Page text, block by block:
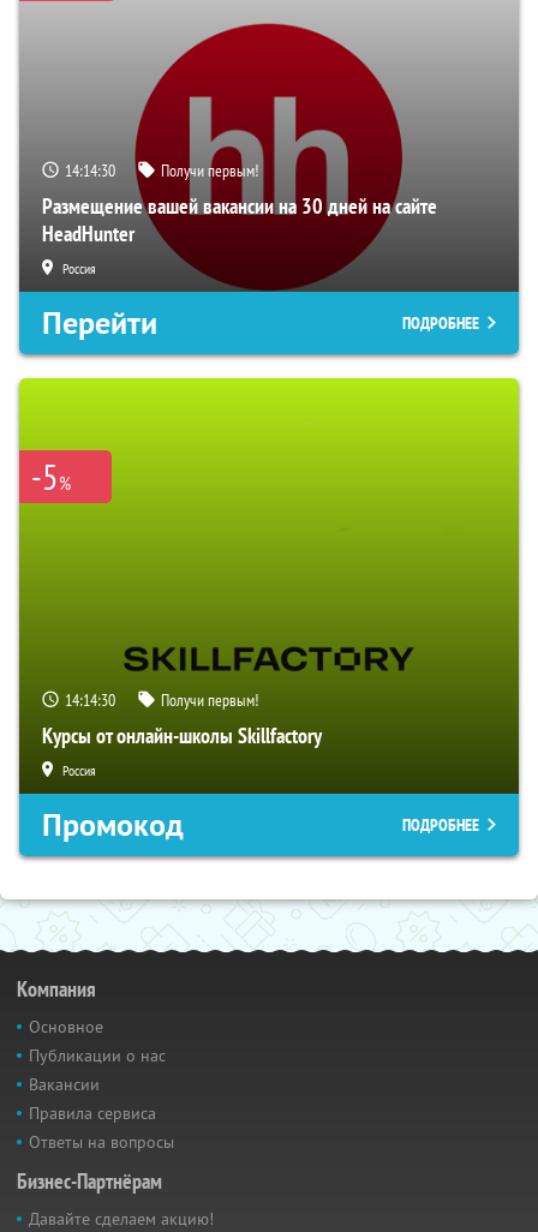
14:14:29 Получи первым!
Размещение вашей вакансии на 30 дней на сайте
HeadHunter
Россия
Перейти ПОДРОБНЕЕ
-5%
14:14:29 Получи первым!
Курсы от онлайн-школы Skillfactory
Россия
Промокод ПОДРОБНЕЕ
Компания
Основное
Публикации о нас
Вакансии
Правила сервиса
Ответы на вопросы
Бизнес-Партнёрам
Давайте сделаем акцию!